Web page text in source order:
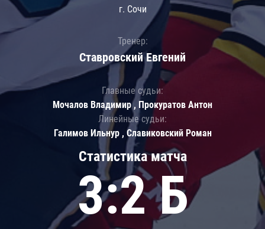
Статистика матча
3:2 Б
г. Сочи
Тренер:
Ставровский Евгений
Главные судьи:
Мочалов Владимир , Прокуратов Антон
Линейные судьи:
Галимов Ильнур , Славиковский Роман